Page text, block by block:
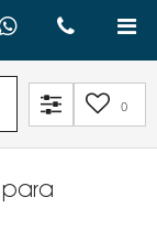
0